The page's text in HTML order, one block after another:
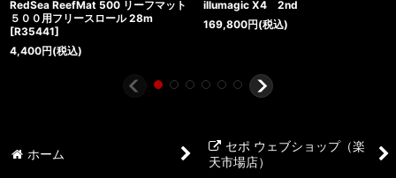
RedSea ReefMat 500 リーフマット
５００用フリースロール 28m
[R35441]
4,400円(税込)
illumagic X4 2nd
169,800円(税込)
ホーム
セポ ウェブショップ（楽
天市場店）